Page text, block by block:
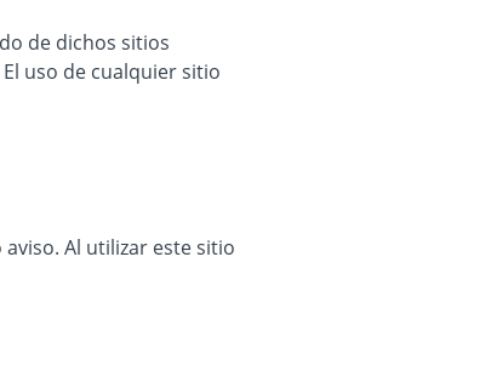
de dichos sitios
uso de cualquier sitio
Al utilizar este sitio